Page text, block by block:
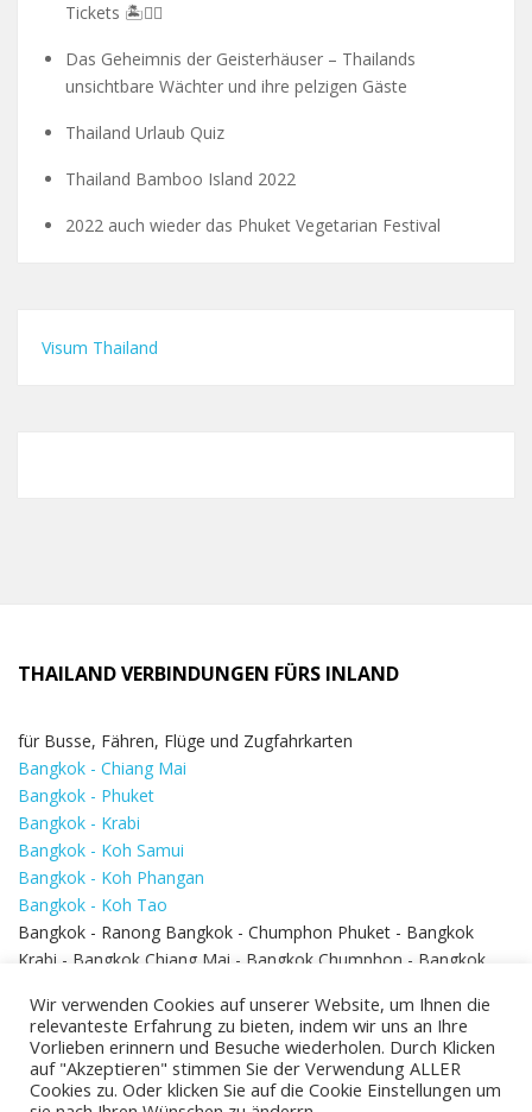
Tickets 🏝️🧗‍♂️
Das Geheimnis der Geisterhäuser – Thailands
unsichtbare Wächter und ihre pelzigen Gäste
Thailand Urlaub Quiz
Thailand Bamboo Island 2022
2022 auch wieder das Phuket Vegetarian Festival
Visum Thailand
THAILAND VERBINDUNGEN FÜRS INLAND
für Busse, Fähren, Flüge und Zugfahrkarten
Bangkok - Chiang Mai
Bangkok - Phuket
Bangkok - Krabi
Bangkok - Koh Samui
Bangkok - Koh Phangan
Bangkok - Koh Tao
Bangkok - Ranong Bangkok - Chumphon Phuket - Bangkok
Krabi - Bangkok Chiang Mai - Bangkok Chumphon - Bangkok
Bangkok - Hua Hin
Wir verwenden Cookies auf unserer Website, um Ihnen die
relevanteste Erfahrung zu bieten, indem wir uns an Ihre
Vorlieben erinnern und Besuche wiederholen. Durch Klicken
auf "Akzeptieren" stimmen Sie der Verwendung ALLER
Cookies zu. Oder klicken Sie auf die Cookie Einstellungen um